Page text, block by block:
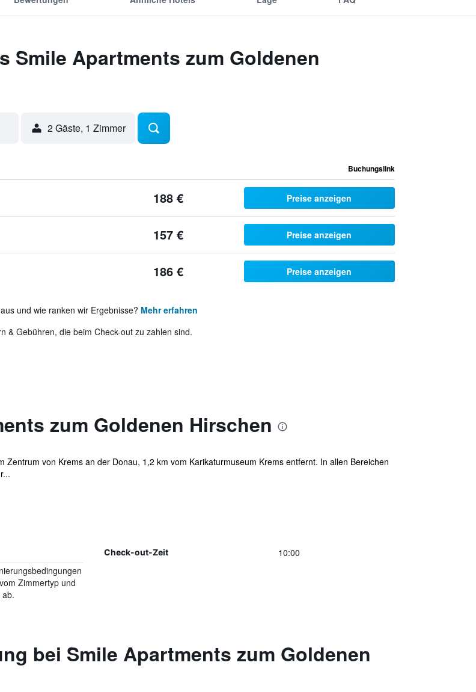
Smile Apartments zum Goldenen
2 Gäste, 1 Zimmer
Buchungslink
188 € Preise anzeigen
157 € Preise anzeigen
186 € Preise anzeigen
und wie ranken wir Ergebnisse? Mehr erfahren
& Gebühren, die beim Check-out zu zahlen sind.
zum Goldenen Hirschen
Zentrum von Krems an der Donau, 1,2 km vom Karikaturmuseum Krems entfernt. In allen Bereichen
Check-out-Zeit 10:00
Zimmertyp und
bei Smile Apartments zum Goldenen